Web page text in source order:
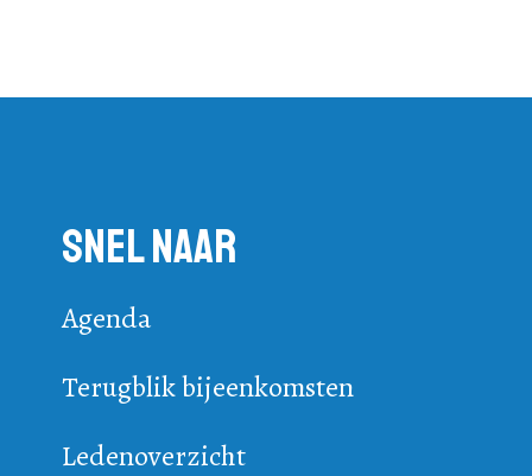
Snel naar
Agenda
Terugblik bijeenkomsten
Ledenoverzicht